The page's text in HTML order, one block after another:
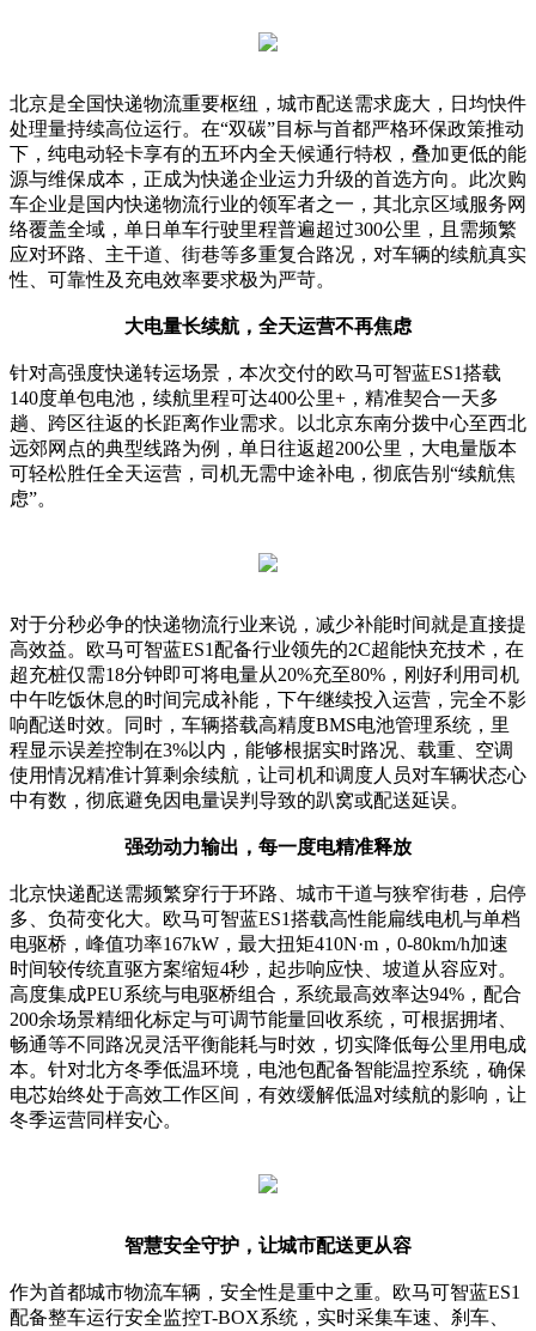
北京是全国快递物流重要枢纽，城市配送需求庞大，日均快件
处理量持续高位运行。在“双碳”目标与首都严格环保政策推动
下，纯电动轻卡享有的五环内全天候通行特权，叠加更低的能
源与维保成本，正成为快递企业运力升级的首选方向。此次购
车企业是国内快递物流行业的领军者之一，其北京区域服务网
络覆盖全域，单日单车行驶里程普遍超过300公里，且需频繁
应对环路、主干道、街巷等多重复合路况，对车辆的续航真实
性、可靠性及充电效率要求极为严苛。
大电量长续航，全天运营不再焦虑
针对高强度快递转运场景，本次交付的欧马可智蓝ES1搭载
140度单包电池，续航里程可达400公里+，精准契合一天多
趟、跨区往返的长距离作业需求。以北京东南分拨中心至西北
远郊网点的典型线路为例，单日往返超200公里，大电量版本
可轻松胜任全天运营，司机无需中途补电，彻底告别“续航焦
虑”。
对于分秒必争的快递物流行业来说，减少补能时间就是直接提
高效益。欧马可智蓝ES1配备行业领先的2C超能快充技术，在
超充桩仅需18分钟即可将电量从20%充至80%，刚好利用司机
中午吃饭休息的时间完成补能，下午继续投入运营，完全不影
响配送时效。同时，车辆搭载高精度BMS电池管理系统，里
程显示误差控制在3%以内，能够根据实时路况、载重、空调
使用情况精准计算剩余续航，让司机和调度人员对车辆状态心
中有数，彻底避免因电量误判导致的趴窝或配送延误。
强劲动力输出，每一度电精准释放
北京快递配送需频繁穿行于环路、城市干道与狭窄街巷，启停
多、负荷变化大。欧马可智蓝ES1搭载高性能扁线电机与单档
电驱桥，峰值功率167kW，最大扭矩410N·m，0-80km/h加速
时间较传统直驱方案缩短4秒，起步响应快、坡道从容应对。
高度集成PEU系统与电驱桥组合，系统最高效率达94%，配合
200余场景精细化标定与可调节能量回收系统，可根据拥堵、
畅通等不同路况灵活平衡能耗与时效，切实降低每公里用电成
本。针对北方冬季低温环境，电池包配备智能温控系统，确保
电芯始终处于高效工作区间，有效缓解低温对续航的影响，让
冬季运营同样安心。
智慧安全守护，让城市配送更从容
作为首都城市物流车辆，安全性是重中之重。欧马可智蓝ES1
配备整车运行安全监控T-BOX系统，实时采集车速、刹车、